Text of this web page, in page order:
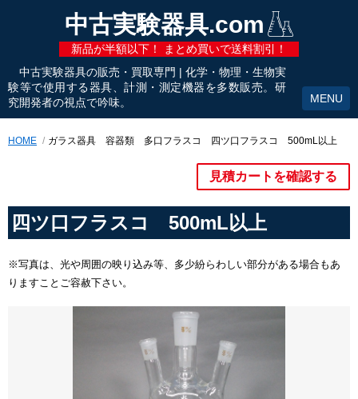
中古実験器具.com
新品が半額以下！ まとめ買いで送料割引！
中古実験器具の販売・買取専門 | 化学・物理・生物実
験等で使用する器具、計測・測定機器を多数販売。研
究開発者の視点で吟味。
HOME ガラス器具 容器類 多口フラスコ 四ツ口フラスコ 500mL以上
見積カートを確認する
四ツ口フラスコ 500mL以上
※写真は、光や周囲の映り込み等、多少紛らわしい部分がある場合もあ
りますことご容赦下さい。